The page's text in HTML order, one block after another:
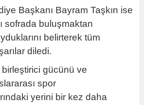
Başkanı Bayram Taşkın ise
sofrada buluşmaktan
belirterek tüm
diledi.
gücünü ve
spor
yerini bir kez daha